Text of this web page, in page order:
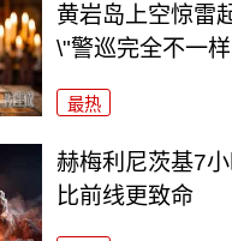
黄岩岛上空惊雷
\"警巡完全不一样
最热
赫梅利尼茨基7
比前线更致命